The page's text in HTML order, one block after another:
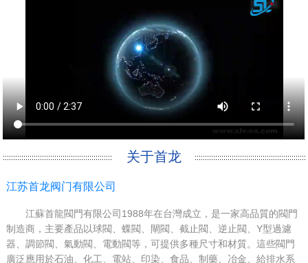
关于首龙
江苏首龙阀门有限公司
江蘇首龍閥門有限公司1988年在台灣成立，是一家高品質的閥門
制造商，主要產品以球閥、蝶閥、閘閥、截止閥、逆止閥、Y型過濾
器、調節閥、氣動閥、電動閥等，可提供多種尺寸和材質。這些閥門
廣泛應用於石油、化工、電站、印染、食品、制藥、冶金、給排水系